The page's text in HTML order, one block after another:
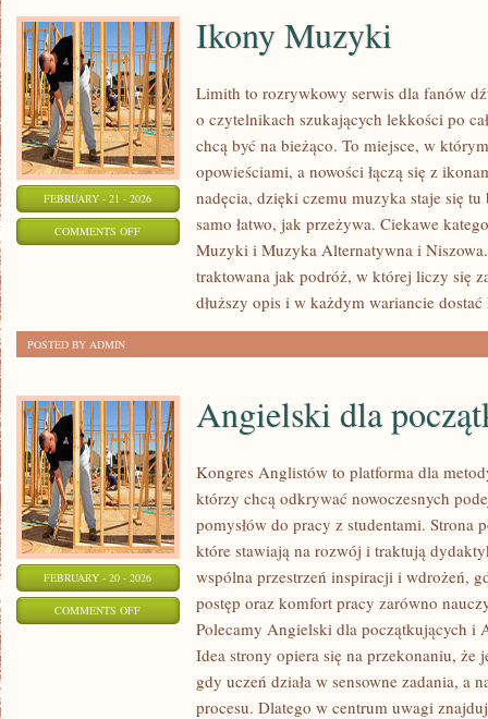
FEBRUARY - 21 - 2026
COMMENTS OFFON
Ikony Muzyki
Limith to rozrywkowy serwis dla fanów
o czytelnikach szukających lekkości po
chcą być na bieżąco. To miejsce, w
opowieściami, a nowości łączą się z
nadęcia, dzięki czemu muzyka staje się
samo łatwo, jak przeżywa. Ciekawe
Muzyki i Muzyka Alternatywna i
traktowana jak podróż, w której liczy się
dłuższy opis i w każdym wariancie
POSTED BY ADMIN
FEBRUARY - 20 - 2026
COMMENTS OFFON
ANGIELSKI
POCZĄTKUJĄCYCH
Angielski dla
Kongres Anglistów to platforma dla
którzy chcą odkrywać nowoczesnych
pomysłów do pracy z studentami. Strona
które stawiają na rozwój i traktują
wspólna przestrzeń inspiracji i wdrożeń,
postęp oraz komfort pracy zarówno
Polecamy Angielski dla początkujących i
Idea strony opiera się na przekonaniu, że
gdy uczeń działa w sensowne zadania, a
procesu. Dlatego w centrum uwagi